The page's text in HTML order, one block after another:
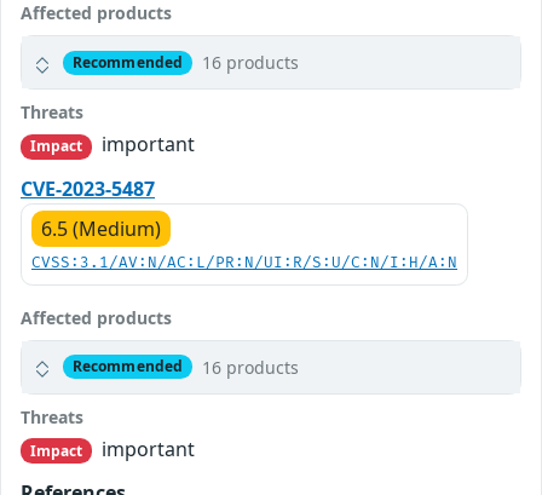
Affected products
Recommended 16 products
Threats
Impact
important
CVE-2023-5487
6.5 (Medium)
CVSS:3.1/AV:N/AC:L/PR:N/UI:R/S:U/C:N/I:H/A:N
Affected products
Recommended 16 products
Threats
Impact
important